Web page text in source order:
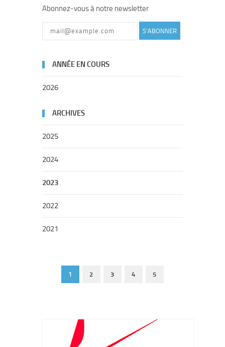
Abonnez-vous à notre newsletter
S'ABONNER
ANNÉE EN COURS
2026
ARCHIVES
2025
2024
2023
2022
2021
1 2 3 4 5